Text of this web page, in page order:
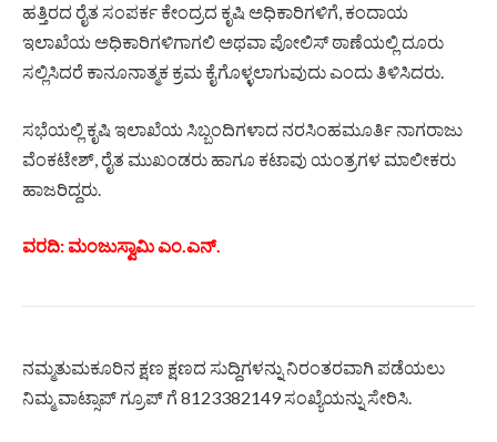
ಹತ್ತಿರದ ರೈತ ಸಂಪರ್ಕ ಕೇಂದ್ರದ ಕೃಷಿ ಅಧಿಕಾರಿಗಳಿಗೆ, ಕಂದಾಯ
ಇಲಾಖೆಯ ಅಧಿಕಾರಿಗಳಿಗಾಗಲಿ ಅಥವಾ ಪೋಲಿಸ್ ಠಾಣೆಯಲ್ಲಿ ದೂರು
ಸಲ್ಲಿಸಿದರೆ ಕಾನೂನಾತ್ಮಕ ಕ್ರಮ ಕೈಗೊಳ್ಳಲಾಗುವುದು ಎಂದು ತಿಳಿಸಿದರು.
ಸಭೆಯಲ್ಲಿ ಕೃಷಿ ಇಲಾಖೆಯ ಸಿಬ್ಬಂದಿಗಳಾದ ನರಸಿಂಹಮೂರ್ತಿ ನಾಗರಾಜು
ವೆಂಕಟೇಶ್, ರೈತ ಮುಖಂಡರು ಹಾಗೂ ಕಟಾವು ಯಂತ್ರಗಳ ಮಾಲೀಕರು
ಹಾಜರಿದ್ದರು.
ವರದಿ: ಮಂಜುಸ್ವಾಮಿ ಎಂ.ಎನ್.
ನಮ್ಮತುಮಕೂರಿನ ಕ್ಷಣ ಕ್ಷಣದ ಸುದ್ದಿಗಳನ್ನು ನಿರಂತರವಾಗಿ ಪಡೆಯಲು
ನಿಮ್ಮ ವಾಟ್ಸಾಪ್ ಗ್ರೂಪ್ ಗೆ 8123382149 ಸಂಖ್ಯೆಯನ್ನು ಸೇರಿಸಿ.